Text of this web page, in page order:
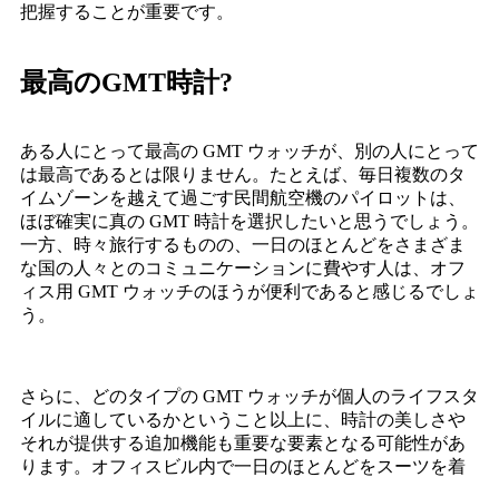
把握することが重要です。
最高のGMT時計?
ある人にとって最高の GMT ウォッチが、別の人にとって
は最高であるとは限りません。たとえば、毎日複数のタ
イムゾーンを越えて過ごす民間航空機のパイロットは、
ほぼ確実に真の GMT 時計を選択したいと思うでしょう。
一方、時々旅行するものの、一日のほとんどをさまざま
な国の人々とのコミュニケーションに費やす人は、オフ
ィス用 GMT ウォッチのほうが便利であると感じるでしょ
う。
さらに、どのタイプの GMT ウォッチが個人のライフスタ
イルに適しているかということ以上に、時計の美しさや
それが提供する追加機能も重要な要素となる可能性があ
ります。オフィスビル内で一日のほとんどをスーツを着